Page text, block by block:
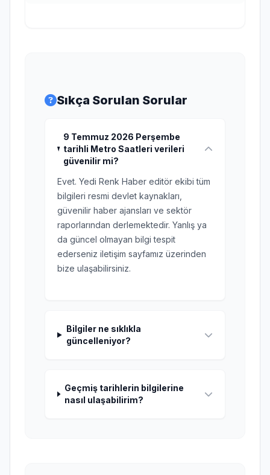
Sıkça Sorulan Sorular
9 Temmuz 2026 Perşembe
tarihli Metro Saatleri verileri
güvenilir mi?
Evet. Yedi Renk Haber editör ekibi tüm
bilgileri resmi devlet kaynakları,
güvenilir haber ajansları ve sektör
raporlarından derlemektedir. Yanlış ya
da güncel olmayan bilgi tespit
ederseniz iletişim sayfamız üzerinden
bize ulaşabilirsiniz.
Bilgiler ne sıklıkla
güncelleniyor?
Geçmiş tarihlerin bilgilerine
nasıl ulaşabilirim?